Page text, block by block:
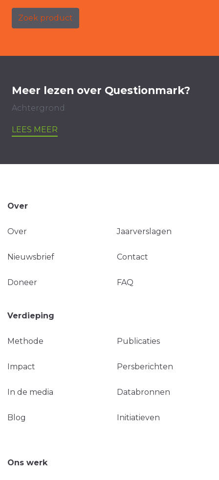
Zoek product
Meer lezen over Questionmark?
Achtergrond
LEES MEER
Over
Over Jaarverslagen
Nieuwsbrief Contact
Doneer FAQ
Verdieping
Methode Publicaties
Impact Persberichten
In de media Databronnen
Blog Initiatieven
Ons werk